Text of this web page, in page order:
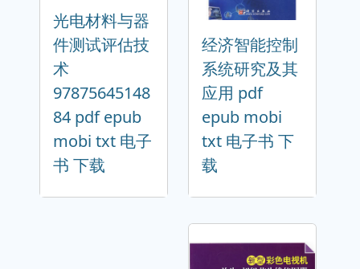
光电材料与器
件测试评估技
术
97875645148
84 pdf epub
mobi txt 电子
书 下载
经济智能控制
系统研究及其
应用 pdf
epub mobi
txt 电子书 下
载